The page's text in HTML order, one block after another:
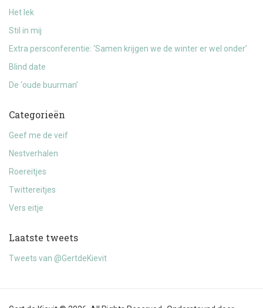
Het lek
Stil in mij
Extra persconferentie: ‘Samen krijgen we de winter er wel onder’
Blind date
De ‘oude buurman’
Categorieën
Geef me de veif
Nestverhalen
Roereitjes
Twittereitjes
Vers eitje
Laatste tweets
Tweets van @GertdeKievit